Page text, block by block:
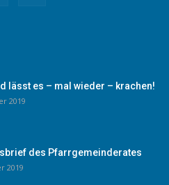
lässt es – mal wieder – krachen!
2019
des Pfarrgemeinderates
2019